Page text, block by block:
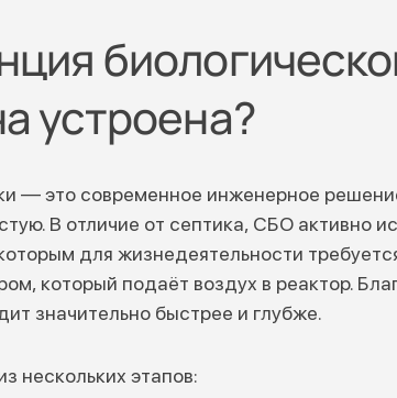
устроена?
— это современное инженерное
В отличие от септика, СБО активно
для жизнедеятельности
который подаёт воздух в реактор.
значительно быстрее и глубже.
нескольких этапов: